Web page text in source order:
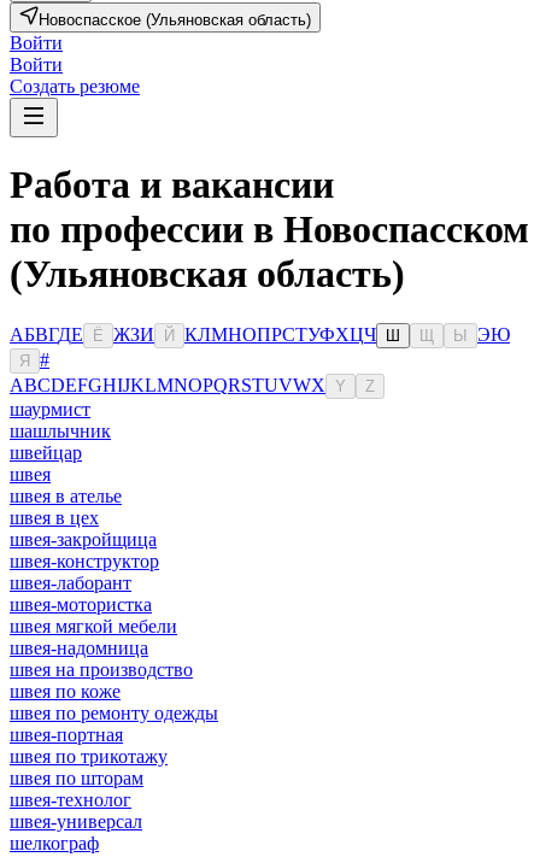
Новоспасское (Ульяновская область)
Войти
Войти
Создать резюме
Работа и вакансии
по профессии в Новоспасском
(Ульяновская область)
АБВГДЕ Ё ЖЗИ Й КЛМНОПРСТУФХЦЧ Ы ЭЮ
Я
#
ABCDEFGHIJKLMNOPQRSTUVWX Y Z
шаурмист
шашлычник
швейцар
швея
швея в ателье
швея в цех
швея-закройщица
швея-конструктор
швея-лаборант
швея-мотористка
швея мягкой мебели
швея-надомница
швея на производство
швея по коже
швея по ремонту одежды
швея-портная
швея по трикотажу
швея по шторам
швея-технолог
швея-универсал
шелкограф